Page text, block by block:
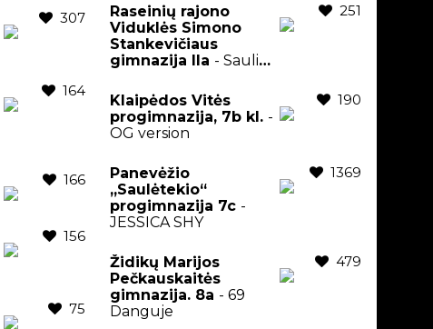
Raseinių rajono
Viduklės Simono
Stankevičiaus
gimnazija IIa - Saulius
251
307
164
Klaipėdos Vitės
progimnazija, 7b kl. -
OG version
190
Panevėžio
„Saulėtekio“
progimnazija 7c -
JESSICA SHY
1369
166
156
Židikų Marijos
Pečkauskaitės
gimnazija. 8a - 69
Danguje
479
75